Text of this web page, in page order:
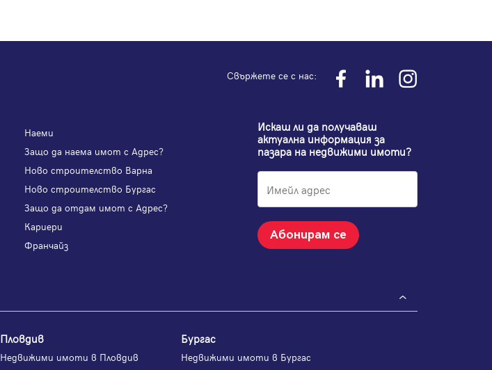
Свържете се с нас:
Наеми
Защо да наема имот с Адрес?
Ново строителство Варна
Ново строителство Бургас
Защо да отдам имот с Адрес?
Кариери
Франчайз
Искаш ли да получаваш
актуална информация за
пазара на недвижими имоти?
Абонирам се
Пловдив
Недвижими имоти в Пловдив
Бургас
Недвижими имоти в Бургас